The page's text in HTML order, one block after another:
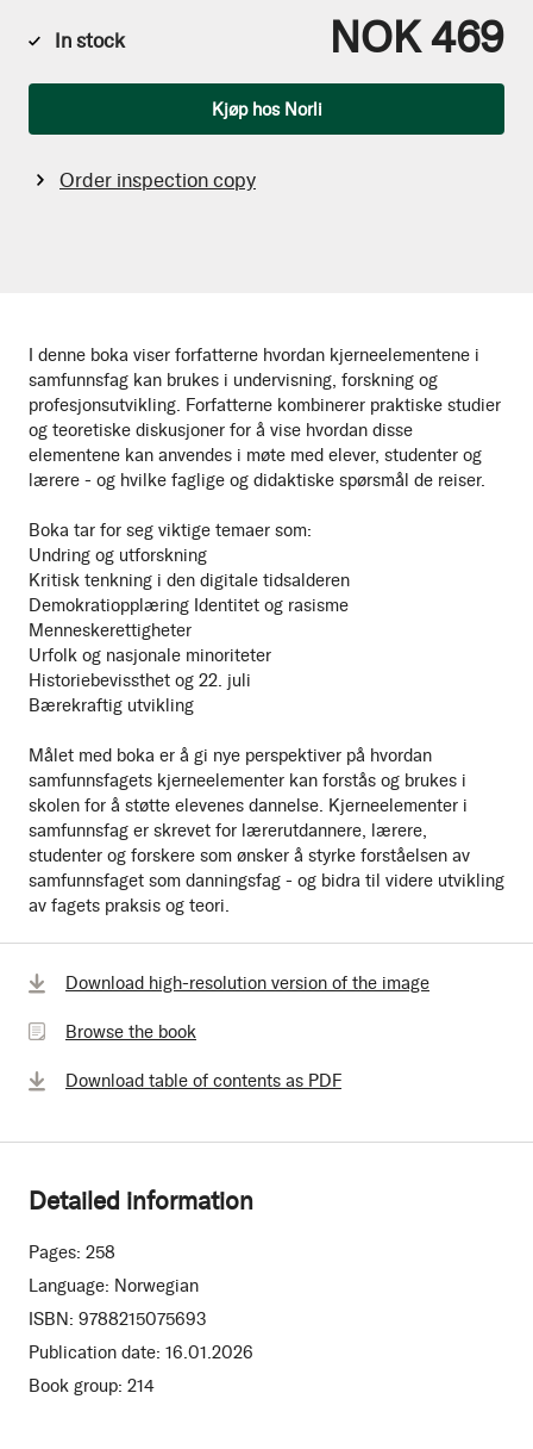
I denne boka viser forfatterne hvordan kjerneelementene i
samfunnsfag kan brukes i undervisning, forskning og
profesjonsutvikling. Forfatterne kombinerer praktiske studier
og teoretiske diskusjoner for å vise hvordan disse
elementene kan anvendes i møte med elever, studenter og
lærere - og hvilke faglige og didaktiske spørsmål de reiser.
Boka tar for seg viktige temaer som:
Undring og utforskning
Kritisk tenkning i den digitale tidsalderen
Demokratiopplæring Identitet og rasisme
Menneskerettigheter
Urfolk og nasjonale minoriteter
Historiebevissthet og 22. juli
Bærekraftig utvikling
Målet med boka er å gi nye perspektiver på hvordan
samfunnsfagets kjerneelementer kan forstås og brukes i
skolen for å støtte elevenes dannelse. Kjerneelementer i
samfunnsfag er skrevet for lærerutdannere, lærere,
studenter og forskere som ønsker å styrke forståelsen av
samfunnsfaget som danningsfag - og bidra til videre utvikling
av fagets praksis og teori.
In stock NOK 469
Kjøp hos Norli
Order inspection copy
Download high-resolution version of the image
Browse
bookBrowse the book
Download table of contents as PDF
Detailed information
Pages: 258
Language: Norwegian
ISBN: 9788215075693
Publication date: 16.01.2026
Book group: 214